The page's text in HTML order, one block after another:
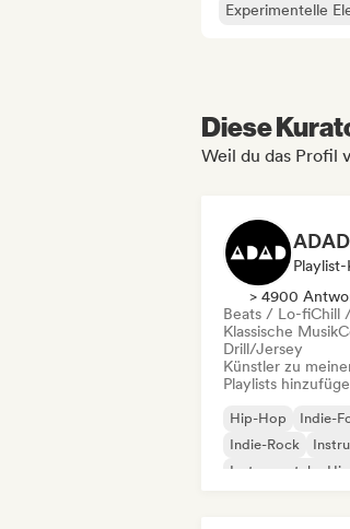
Experimentelle
Diese
Weil du das Profil
> 4900
Beats / Lo-fiChill
Klassische Musik
Drill/Jersey
Künstler zu
Playlists
Hip-Hop Indie-
Indie-Rock
Instrumentaler